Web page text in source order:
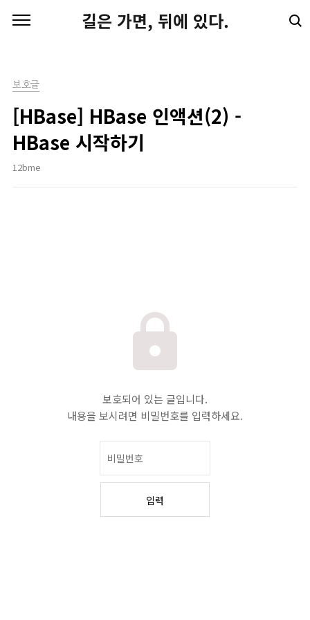
길은 가면, 뒤에 있다.
보호글
[HBase] HBase 인액션(2) -
HBase 시작하기
12bme
보호되어 있는 글입니다.
내용을 보시려면 비밀번호를 입력하세요.
입력